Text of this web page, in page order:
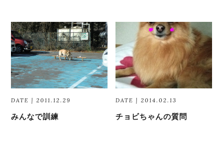
DATE | 2011.12.29
みんなで訓練
DATE | 2014.02.13
チョビちゃんの質問